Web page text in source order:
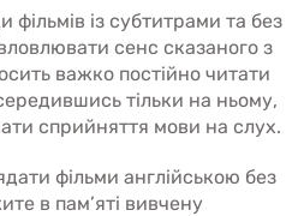
фільмів із субтитрами та без
сенс сказаного з
важко постійно читати
тільки на ньому,
сприйняття мови на слух.
фільми англійською без
в пам’яті вивчену